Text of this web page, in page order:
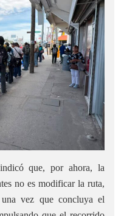
que, por ahora, la
no es modificar la ruta,
vez que concluya el